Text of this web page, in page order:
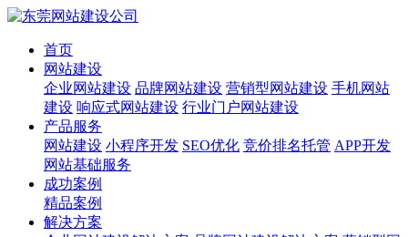
首页
网站建设
企业网站建设 品牌网站建设 营销型网站建设 手机网站
建设 响应式网站建设 行业门户网站建设
产品服务
网站建设 小程序开发 SEO优化 竞价排名托管 APP开发
网站基础服务
成功案例
精品案例
解决方案